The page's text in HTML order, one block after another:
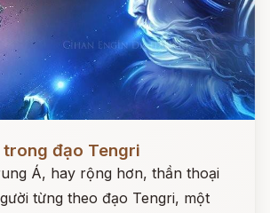
trong đạo Tengri
Á, hay rộng hơn, thần thoại
từng theo đạo Tengri, một